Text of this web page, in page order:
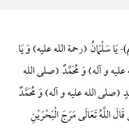
یَا سَلْمَانُ (رحمة الله علیه) وَ یَا
و آله) وَ مُحَمَّدٌ (صلی الله
(صلی الله علیه و آله) وَ مُحَمَّدٌ
اللَّهُ تَعَالَی مَرَجَ الْبَحْرَیْنِ